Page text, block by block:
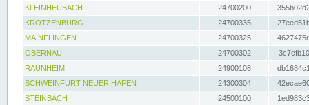
KLEINHEUBACH 24700200
KROTZENBURG
24700335
MAINFLINGEN
24700325
OBERNAU
24700302
RAUNHEIM
24900108
SCHWEINFURT NEUER HAFEN
24300304
STEINBACH
24500100